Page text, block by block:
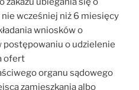
wcześniej niż 6 miesięcy
wniosków o
postępowaniu o udzielenie
ofert
organu sądowego
zamieszkania albo